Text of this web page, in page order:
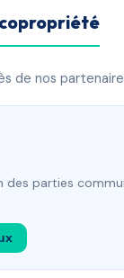
de nos
parties